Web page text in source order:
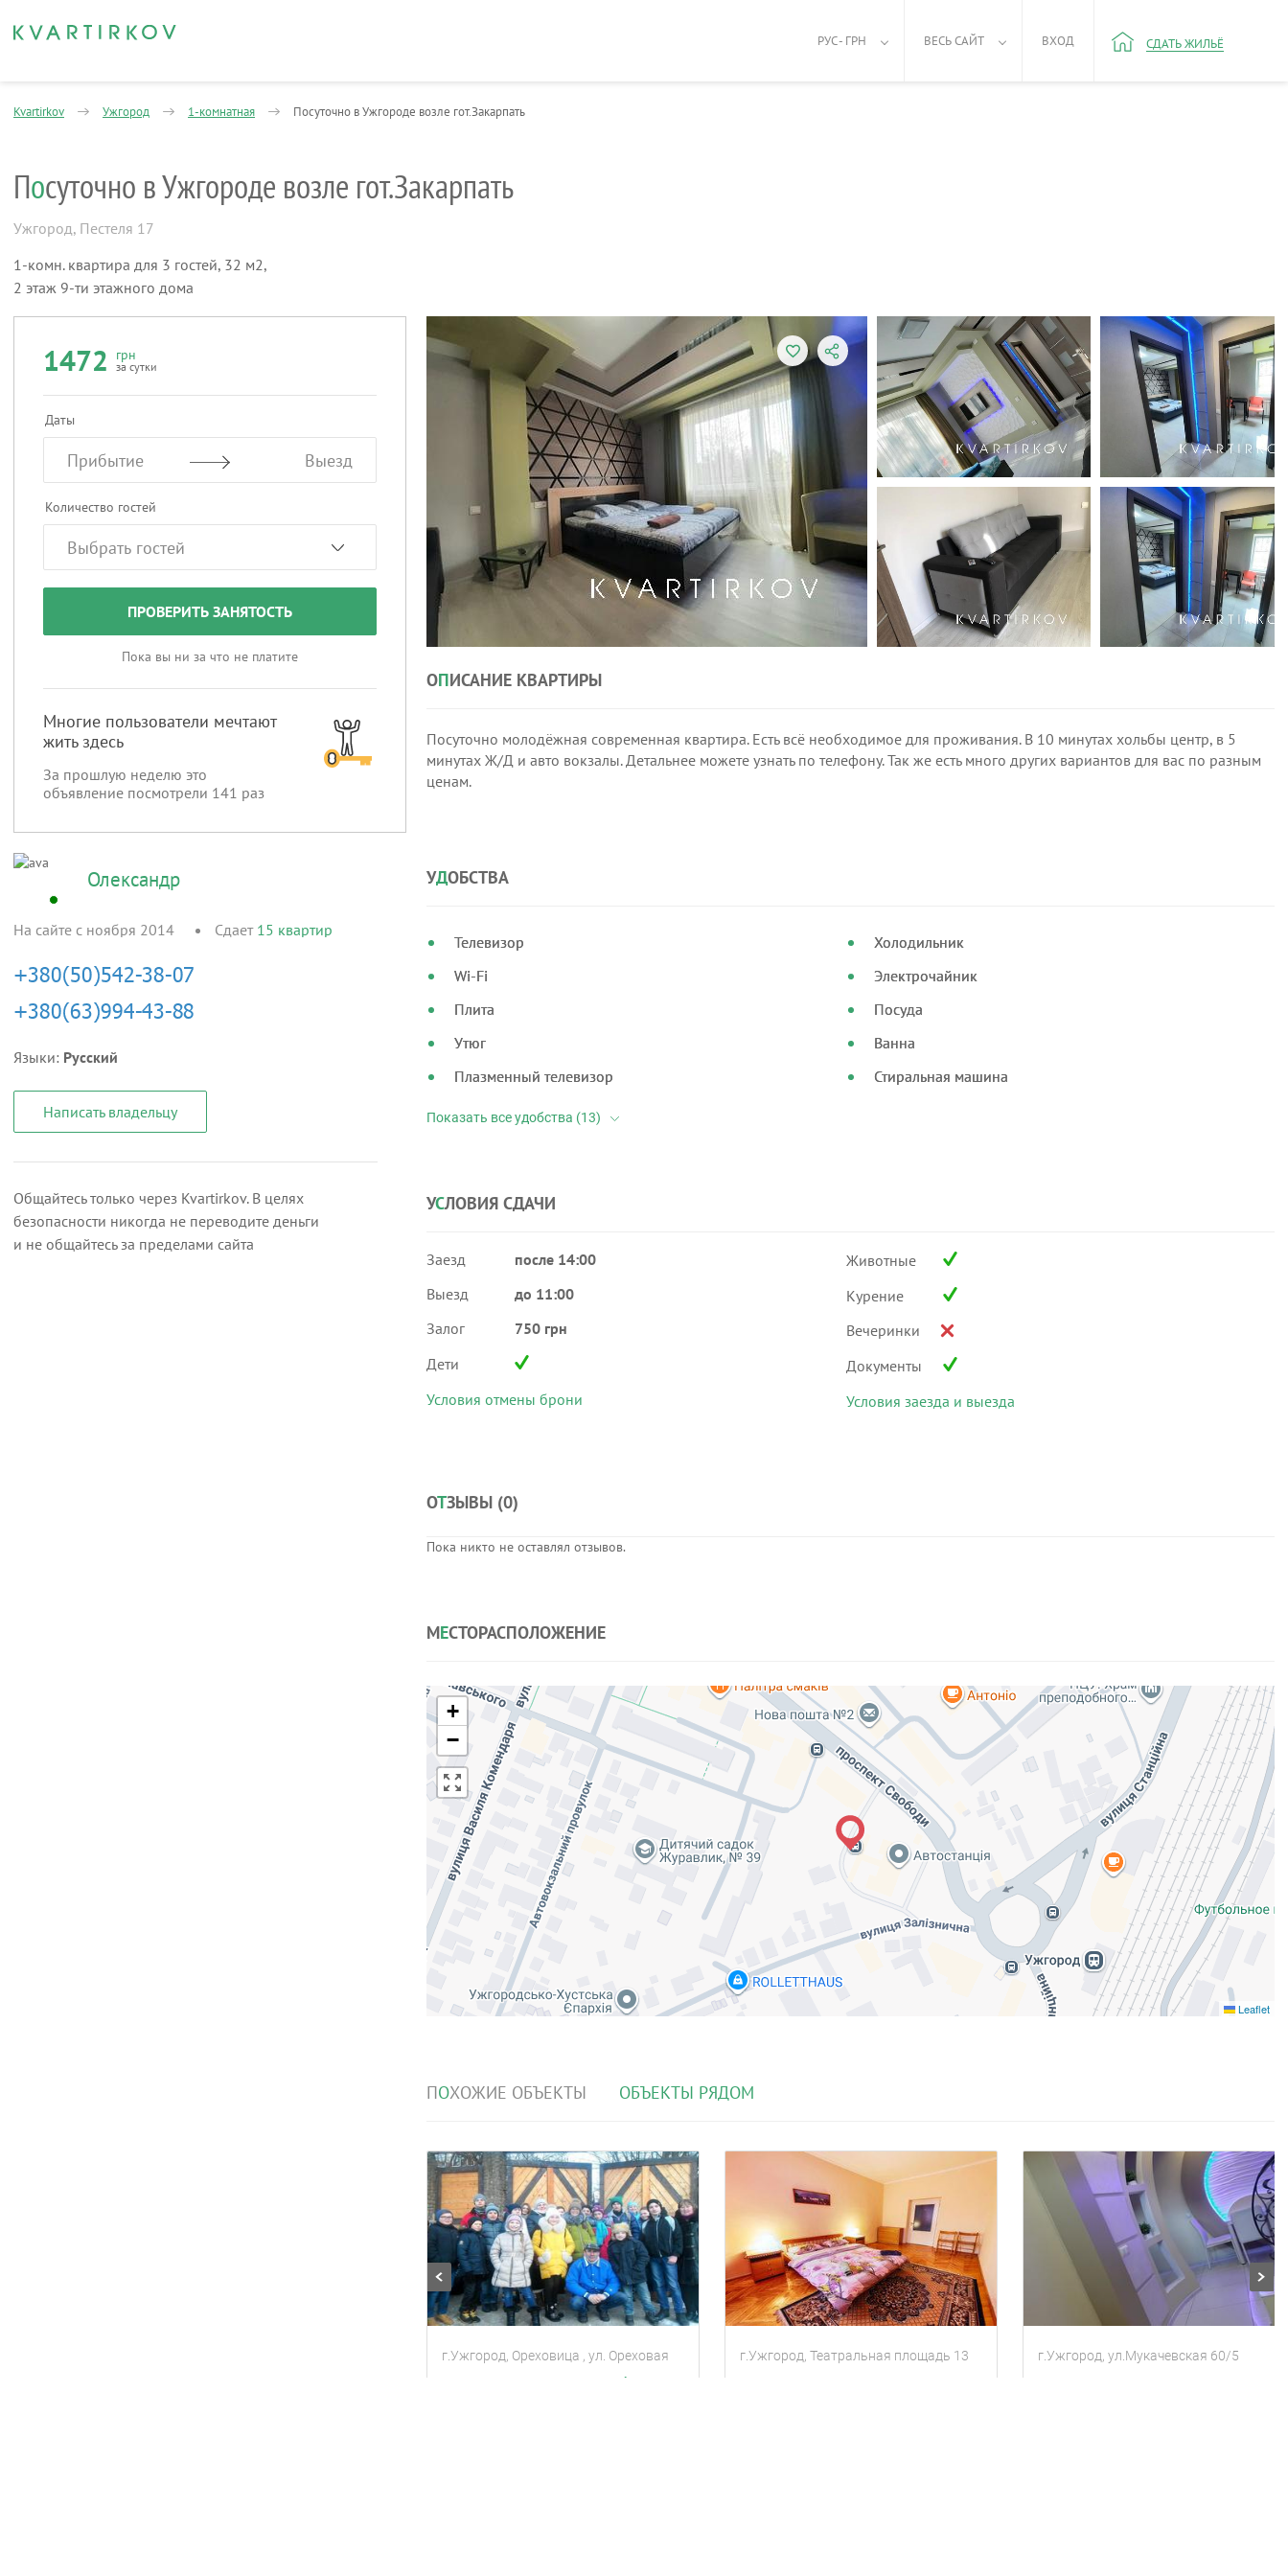
РУС - ГРН ВЕСЬ САЙТ ВХОД СДАТЬ ЖИЛЬЁ
Kvartirkov Ужгород 1-комнатная Посуточно в Ужгороде возле гот.Закарпать
Посуточно в Ужгороде возле гот.Закарпать
Ужгород, Пестеля 17
1-комн. квартира для 3 гостей, 32 м2,
2 этаж 9-ти этажного дома
1472 грн
за сутки
Даты
Прибытие Выезд
Количество гостей
ПРОВЕРИТЬ ЗАНЯТОСТЬ
Пока вы ни за что не платите
Многие пользователи мечтают
жить здесь
За прошлую неделю это
объявление посмотрели 141 раз
Олександр
На сайте с ноября 2014 Сдает 15 квартир
Языки: Русский
Написать владельцу
Общайтесь только через Kvartirkov. В целях
безопасности никогда не переводите деньги
и не общайтесь за пределами сайта
ОПИСАНИЕ КВАРТИРЫ
Посуточно молодёжная современная квартира. Есть всё необходимое для проживания. В 10 минутах хольбы центр, в 5
минутах Ж/Д и авто вокзалы. Детальнее можете узнать по телефону. Так же есть много других вариантов для вас по разным
ценам.
УДОБСТВА
Телевизор
Wi-Fi
Плита
Утюг
Плазменный телевизор
Холодильник
Электрочайник
Посуда
Ванна
Стиральная машина
УСЛОВИЯ СДАЧИ
Заезд
после 14:00
Выезд
до 11:00
Залог
750 грн
Дети
Условия отмены брони
Животные
Курение
Вечеринки
Документы
Условия заезда и выезда
ОТЗЫВЫ (0)
Пока никто не оставлял отзывов.
МЕСТОРАСПОЛОЖЕНИЕ
+
−
Leaflet
ПОХОЖИЕ ОБЪЕКТЫ ОБЪЕКТЫ РЯДОМ
г.Ужгород, Ореховица , ул. Ореховая г.Ужгород, Театральная площадь 13 г.Ужгород, ул.Мукачевская 60/5